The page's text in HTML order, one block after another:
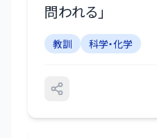
問われる 」
教訓 科学・化学